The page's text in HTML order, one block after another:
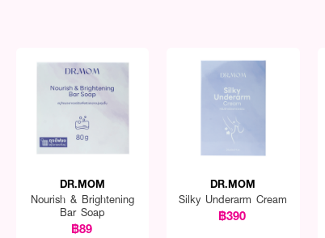
DR.MOM
Nourish & Brightening
Bar Soap
฿89
DR.MOM
Silky Underarm Cream
฿390